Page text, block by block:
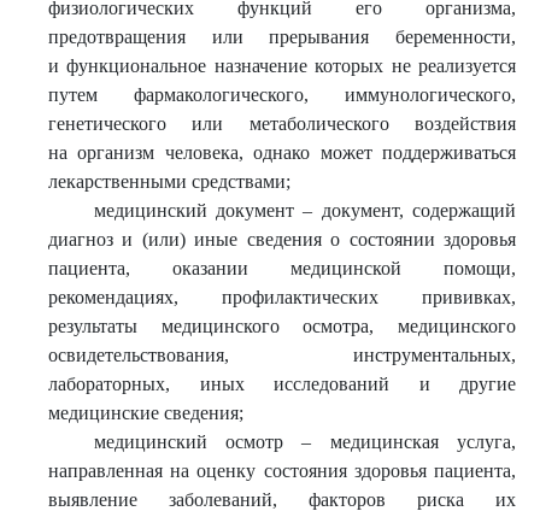
физиологических функций его организма,
предотвращения или прерывания беременности,
и функциональное назначение которых не реализуется
путем фармакологического, иммунологического,
генетического или метаболического воздействия
на организм человека, однако может поддерживаться
лекарственными средствами;
медицинский документ – документ, содержащий
диагноз и (или) иные сведения о состоянии здоровья
пациента, оказании медицинской помощи,
рекомендациях, профилактических прививках,
результаты медицинского осмотра, медицинского
освидетельствования, инструментальных,
лабораторных, иных исследований и другие
медицинские сведения;
медицинский осмотр – медицинская услуга,
направленная на оценку состояния здоровья пациента,
выявление заболеваний, факторов риска их